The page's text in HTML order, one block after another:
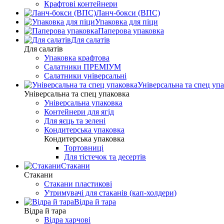
Крафтові контейнери
Ланч-бокси (ВПС)
Упаковка для піци
Паперова упаковка
Для салатів
Для салатів
Упаковка крафтова
Салатники ПРЕМІУМ
Салатники універсальні
Універсальна та спец
Універсальна та спец упаковка
Універсальна упаковка
Контейнери для ягід
Для яєць та зелені
Кондитерська упаковка
Кондитерська упаковка
Тортовниці
Для тістечок та десертів
Стакани
Стакани
Стакани пластикові
Утримувачі для стаканів (кап-холдери)
Відра й тара
Відра й тара
Відра харчові